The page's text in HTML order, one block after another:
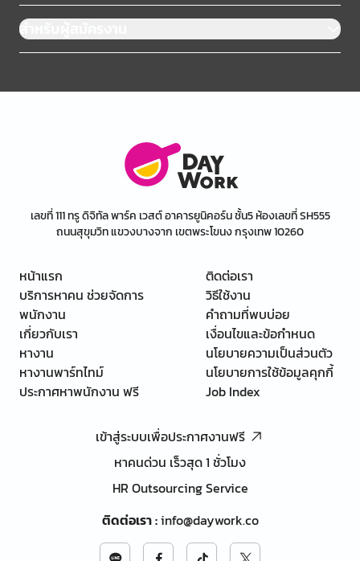
สำหรับผู้สมัครงาน
เลขที่ 111 ทรู ดิจิทัล พาร์ค เวสต์ อาคารยูนิคอร์น ชั้น5 ห้องเลขที่ SH555
ถนนสุขุมวิท แขวงบางจาก เขตพระโขนง กรุงเทพ 10260
หน้าแรก
บริการหาคน ช่วยจัดการ
พนักงาน
เกี่ยวกับเรา
หางาน
หางานพาร์ทไทม์
ประกาศหาพนักงาน ฟรี
ติดต่อเรา
วิธีใช้งาน
คำถามที่พบบ่อย
เงื่อนไขและข้อกำหนด
นโยบายความเป็นส่วนตัว
นโยบายการใช้ข้อมูลคุกกี้
Job Index
เข้าสู่ระบบเพื่อประกาศงานฟรี
หาคนด่วน เร็วสุด 1 ชั่วโมง
HR Outsourcing Service
ติดต่อเรา:info@daywork.co